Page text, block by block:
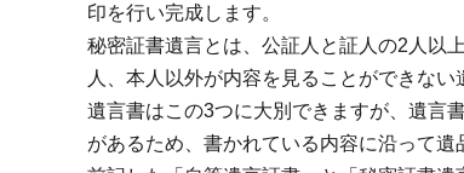
印を行い完成します。
秘密証書遺言とは、公証人と証人の2人以
人、本人以外が内容を見ることができない
遺言書はこの3つに大別できますが、遺言
があるため、書かれている内容に沿って遺